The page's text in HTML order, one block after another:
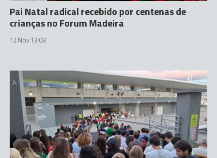
Pai Natal radical recebido por centenas de
crianças no Forum Madeira
12 Nov 13:08